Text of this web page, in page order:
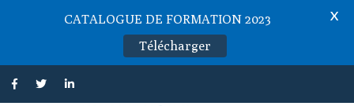
CATALOGUE DE FORMATION 2023
Télécharger
X